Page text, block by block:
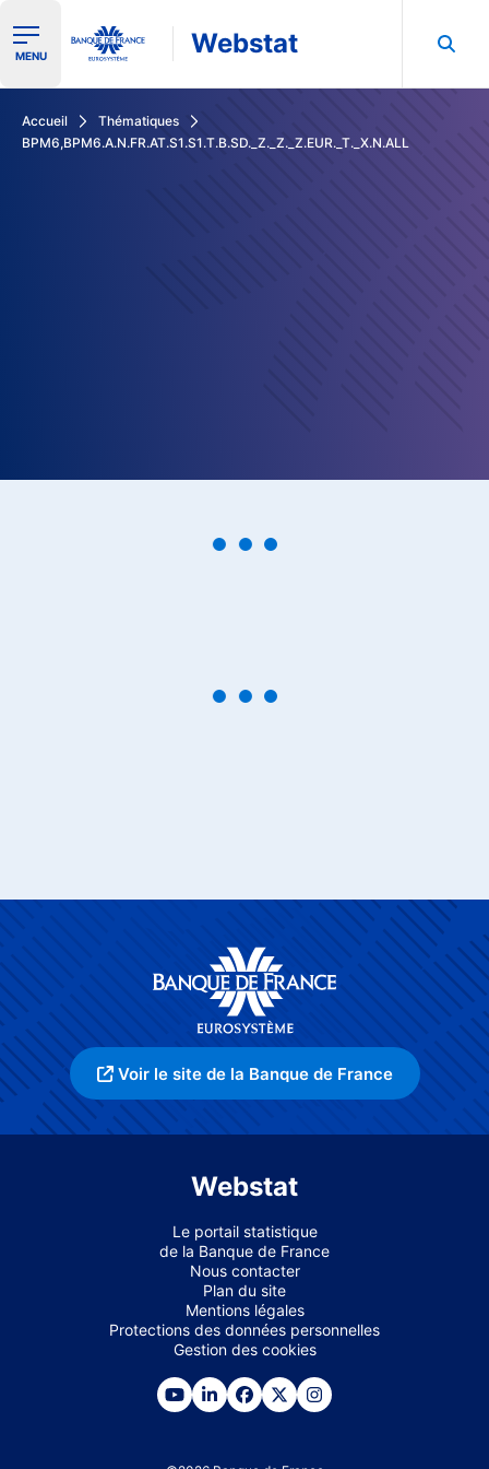
Ouvrir le menu de navigation
MENU Webstat
Accueil
Thématiques
BPM6,BPM6.A.N.FR.AT.S1.S1.T.B.SD._Z._Z._Z.EUR._T._X.N.ALL
Voir le site de la Banque de France
Webstat
Le portail statistique
de la Banque de France
Nous contacter
Plan du site
Mentions légales
Protections des données personnelles
Gestion des cookies